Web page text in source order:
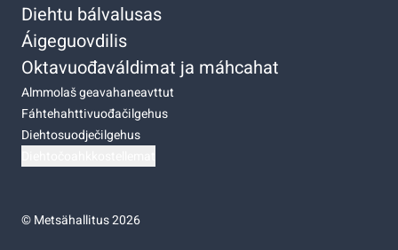
Diehtu bálvalusas
Áigeguovdilis
Oktavuođaváldimat ja máhcahat
Almmolaš geavahaneavttut
Fáhtehahttivuođačilgehus
Diehtosuodječilgehus
©Metsähallitus 2026